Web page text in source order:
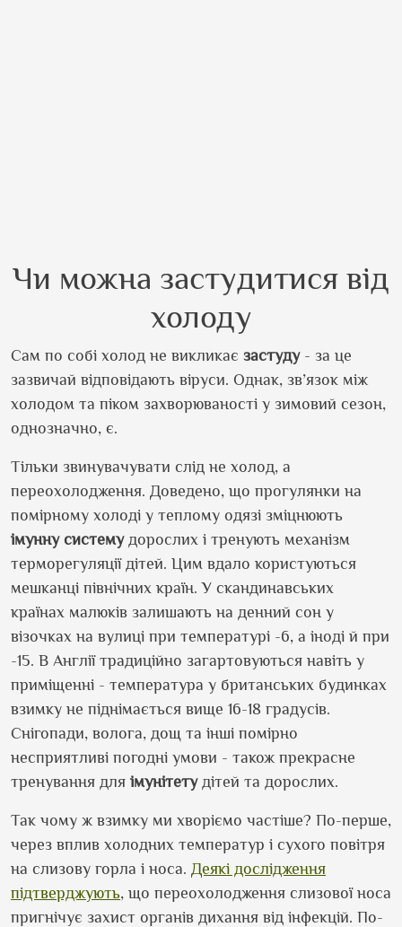
Чи можна застудитися від
холоду
Сам по собі холод не викликає застуду- за це
зазвичай відповідають віруси. Однак, зв’язок між
холодом та піком захворюваності у зимовий сезон,
однозначно, є.
Тільки звинувачувати слід не холод, а
переохолодження. Доведено, що прогулянки на
помірному холоді у теплому одязі зміцнюють
імунну системудорослих і тренують механізм
терморегуляції дітей. Цим вдало користуються
мешканці північних країн. У скандинавських
країнах малюків залишають на денний сон у
візочках на вулиці при температурі -6, а іноді й при
-15. В Англії традиційно загартовуються навіть у
приміщенні - температура у британських будинках
взимку не піднімається вище 16-18 градусів.
Снігопади, волога, дощ та інші помірно
несприятливі погодні умови - також прекрасне
тренування для імунітетудітей та дорослих.
Так чому ж взимку ми хворіємо частіше? По-перше,
через вплив холодних температур і сухого повітря
на слизову горла і носа. Деякі дослідження
підтверджують, що переохолодження слизової носа
пригнічує захист органів дихання від інфекцій. По-